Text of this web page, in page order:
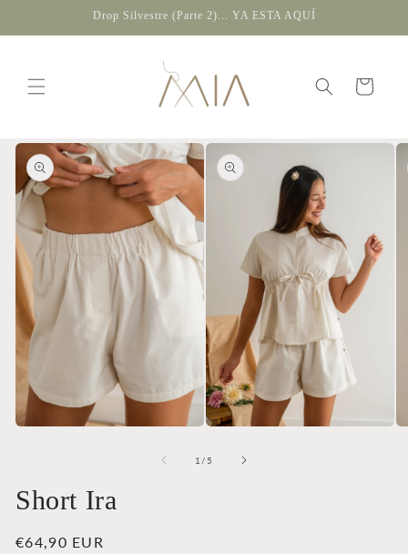
directamente
al contenido
Drop Silvestre (Parte 2)... YA ESTA AQUÍ
Carrito
directamente
a la
información
del producto
una
multimedia
1 /de5
Short Ira
Precio
€64,90 EUR